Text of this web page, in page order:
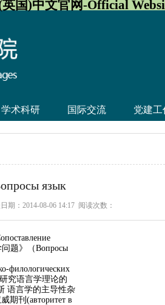
国)中文官网-Official
学术科研 国际交流 党建工
язык
期：2014-08-06 14:17 阅读次数：
题》（Вопросы
филологических
究语言学理论的
语言学的主导性杂
期刊(авторитет в